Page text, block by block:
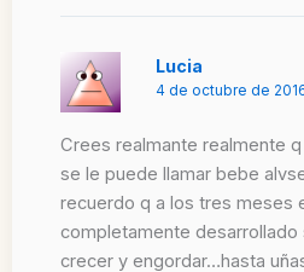
Lucia
4 de octubre de
Crees realmante realmente
se le puede llamar bebe
recuerdo q a los tres meses
completamente desarrollado
crecer y engordar…hasta